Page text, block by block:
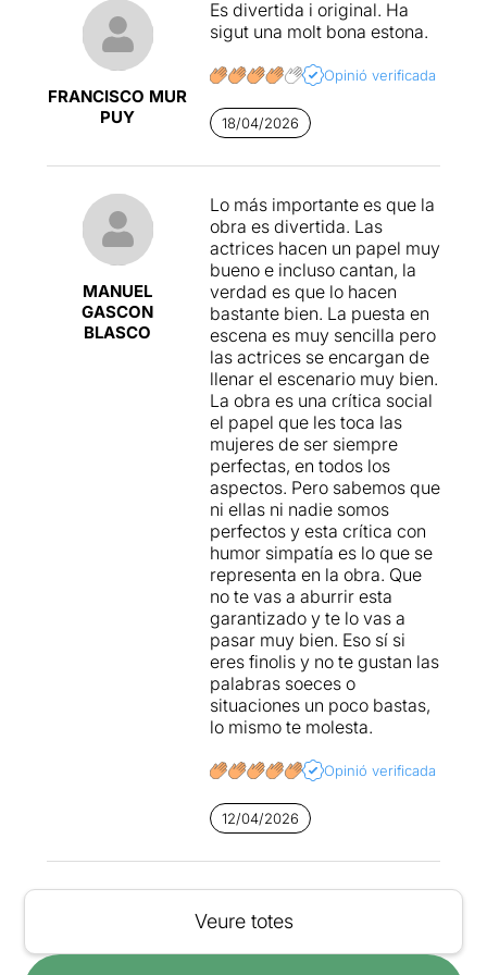
ocasiones, pero no podía
parar de reír, ya que con
cada carcajada que salía de
mi garganta, un tabú, un
cuento anticuado, un final
feliz con perdices,una
rompía y salían a la luz
varias realidades.Me
gustaría ver otroNo me
toques el cuento con otras
princesas o en la versión
príncipe, pero con las
mismas actrices.
FRANCISCO MUR
PUY
Es divertida i original. Ha
sigut una molt bona estona.
Opinió verificada
18/04/2026
MANUEL
GASCON
BLASCO
Lo más importante es que la
obra es divertida. Las
actrices hacen un papel muy
bueno e incluso cantan, la
verdad es que lo hacen
bastante bien. La puesta en
escena es muy sencilla pero
las actrices se encargan de
llenar el escenario muy bien.
La obra es una crítica social
el papel que les toca las
mujeres de ser siempre
perfectas, en todos los
aspectos. Pero sabemos que
ni ellas ni nadie somos
perfectos y esta crítica con
humor simpatía es lo que se
representa en la obra. Que
no te vas a aburrir esta
garantizado y te lo vas a
pasar muy bien. Eso sí si
eres finolis y no te gustan las
palabras soeces o
situaciones un poco bastas,
lo mismo te molesta.
Opinió verificada
12/04/2026
Veure totes